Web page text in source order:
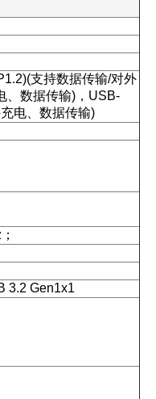
支持数据传输/对外
、数据传输)，USB-
电、数据传输)
3.2 Gen1x1